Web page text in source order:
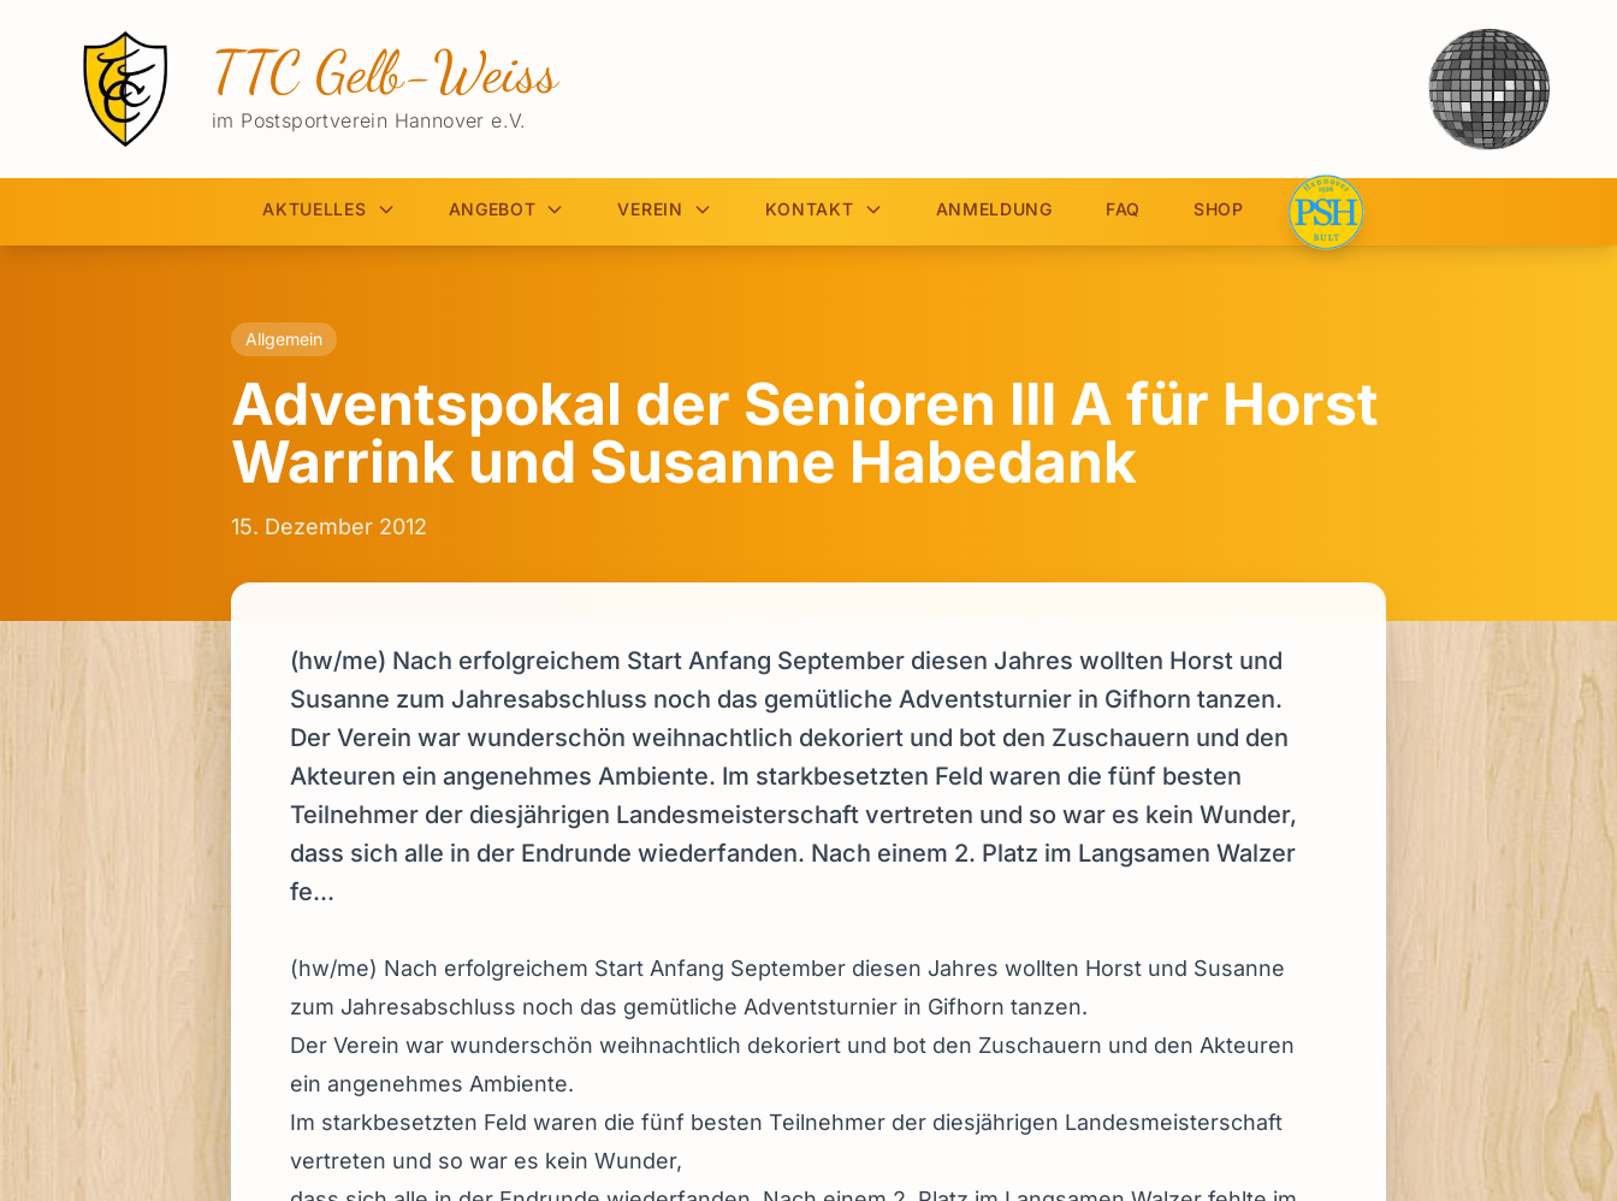
TTC Gelb-Weiss
im Postsportverein Hannover e.V.
AKTUELLES ANGEBOT VEREIN KONTAKT ANMELDUNG FAQ SHOP
Allgemein
Adventspokal der Senioren III A für Horst
Warrink und Susanne Habedank
15. Dezember 2012
(hw/me) Nach erfolgreichem Start Anfang September diesen Jahres wollten Horst und
Susanne zum Jahresabschluss noch das gemütliche Adventsturnier in Gifhorn tanzen.
Der Verein war wunderschön weihnachtlich dekoriert und bot den Zuschauern und den
Akteuren ein angenehmes Ambiente. Im starkbesetzten Feld waren die fünf besten
Teilnehmer der diesjährigen Landesmeisterschaft vertreten und so war es kein Wunder,
dass sich alle in der Endrunde wiederfanden. Nach einem 2. Platz im Langsamen Walzer
fe...
(hw/me) Nach erfolgreichem Start Anfang September diesen Jahres wollten Horst und Susanne
zum Jahresabschluss noch das gemütliche Adventsturnier in Gifhorn tanzen.
Der Verein war wunderschön weihnachtlich dekoriert und bot den Zuschauern und den Akteuren
ein angenehmes Ambiente.
Im starkbesetzten Feld waren die fünf besten Teilnehmer der diesjährigen Landesmeisterschaft
vertreten und so war es kein Wunder,